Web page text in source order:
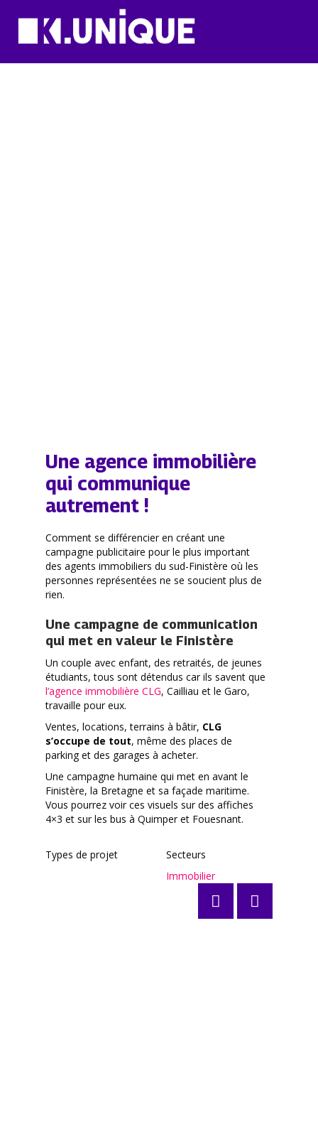
Une agence immobilière
qui communique
autrement !
Comment se différencier en créant une
campagne publicitaire pour le plus important
des agents immobiliers du sud-Finistère où les
personnes représentées ne se soucient plus de
rien.
Une campagne de communication
qui met en valeur le Finistère
Un couple avec enfant, des retraités, de jeunes
étudiants, tous sont détendus car ils savent que
l’agence immobilière CLG, Cailliau et le Garo,
travaille pour eux.
Ventes, locations, terrains à bâtir, CLG
s’occupe de tout, même des places de
parking et des garages à acheter.
Une campagne humaine qui met en avant le
Finistère, la Bretagne et sa façade maritime.
Vous pourrez voir ces visuels sur des affiches
4×3 et sur les bus à Quimper et Fouesnant.
Types de projet
Secteurs
Immobilier